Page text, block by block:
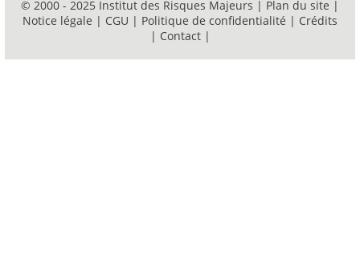
© 2000 - 2025 Institut des Risques Majeurs | Plan du site |
Notice légale | CGU | Politique de confidentialité | Crédits
| Contact |